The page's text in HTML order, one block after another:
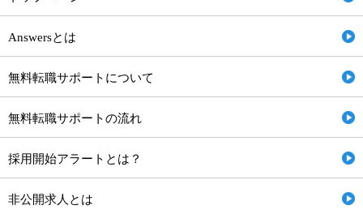
Answersとは
無料転職サポートについて
無料転職サポートの流れ
採用開始アラートとは？
非公開求人とは